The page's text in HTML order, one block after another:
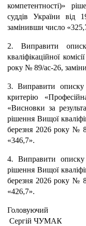
компетентності)»
суддів України
замінивши число
2. Виправити
кваліфікаційної
року № 89/ас-26,
3. Виправити описку
критерію
«Висновки за
рішення Вищої
березня 2026 року №
«346,7».
4. Виправити
рішення Вищої
березня 2026 року №
«426,7».
Сергій ЧУМАК